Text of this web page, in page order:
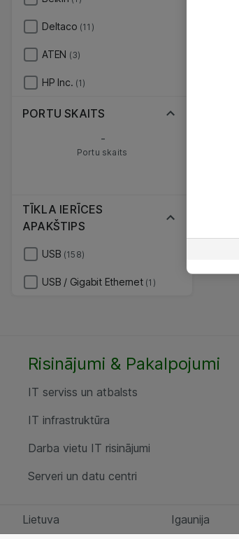
Deltaco (11)
ATEN (3)
HP Inc. (1)
PORTU SKAITS
-
Portu skaits
TĪKLA IERĪCES
APAKŠTIPS
USB (158)
USB / Gigabit Ethernet (1)
Risinājumi & Pakalpojumi
IT serviss un atbalsts
IT infrastruktūra
Darba vietu IT risinājumi
Serveri un datu centri
Lietuva Igaunija